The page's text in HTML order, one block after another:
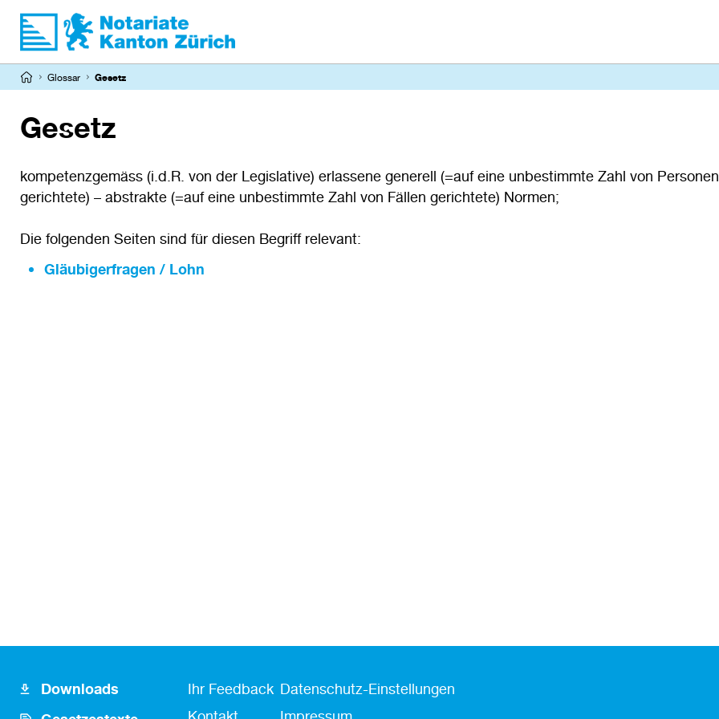
Direkt
zum
Inhalt
Pfadnavigation
Glossar Gesetz
Gesetz
kompetenzgemäss (i.d.R. von der Legislative) erlassene generell (=auf eine unbestimmte Zahl von Personen
gerichtete) – abstrakte (=auf eine unbestimmte Zahl von Fällen gerichtete) Normen;
Die folgenden Seiten sind für diesen Begriff relevant:
Gläubigerfragen / Lohn
Footer
Icon
Downloads
Fusszeile
Kontakt
Ihr Feedback Fußzeile
Datenschutz-Einstellungen